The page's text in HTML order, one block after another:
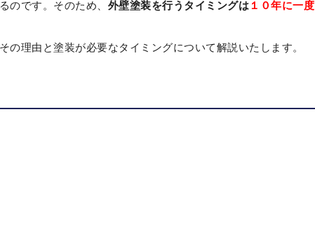
のです。そのため、 外壁塗装を行うタイミングは １０年に一度
理由と塗装が必要なタイミングについて解説いたします。